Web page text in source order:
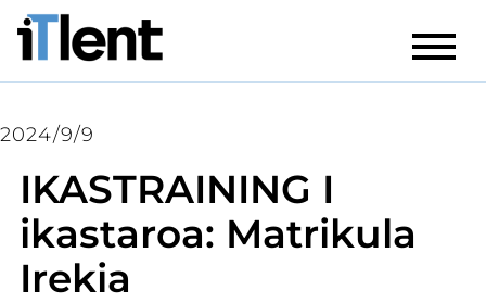
2024/9/9
IKASTRAINING I
ikastaroa: Matrikula
Irekia